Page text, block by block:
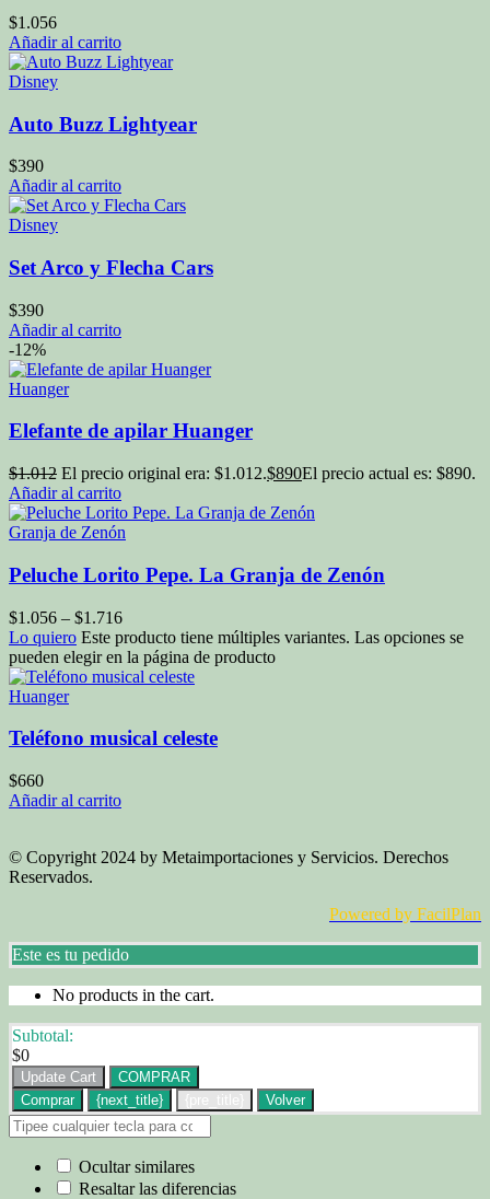
$1.056
Añadir al carrito
Disney
Auto Buzz Lightyear
$390
Añadir al carrito
Disney
Set Arco y Flecha Cars
$390
Añadir al carrito
-12%
Huanger
Elefante de apilar Huanger
$1.012 El precio original era: $1.012.$890El precio actual es: $890.
Añadir al carrito
Granja de Zenón
Peluche Lorito Pepe. La Granja de Zenón
$1.056 – $1.716
Lo quiero Este producto tiene múltiples variantes. Las opciones se
pueden elegir en la página de producto
Huanger
Teléfono musical celeste
$660
Añadir al carrito
© Copyright 2024 by Metaimportaciones y Servicios. Derechos
Reservados.
Powered by FacilPlan
Este es tu pedido
No products in the cart.
Subtotal:
$0
Update Cart
COMPRAR
Comprar
{next_title} {pre_title} Volver
Ocultar similares
Resaltar las diferencias